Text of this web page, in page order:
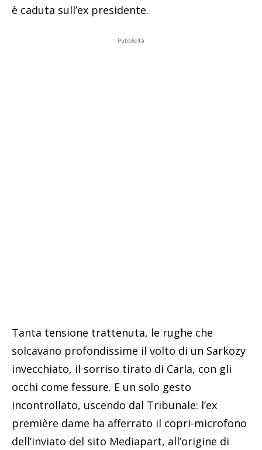
è caduta sull’ex presidente.
Pubblicità
Tanta tensione trattenuta, le rughe che
solcavano profondissime il volto di un Sarkozy
invecchiato, il sorriso tirato di Carla, con gli
occhi come fessure. E un solo gesto
incontrollato, uscendo dal Tribunale: l’ex
première dame ha afferrato il copri-microfono
dell’inviato del sito Mediapart, all’origine di